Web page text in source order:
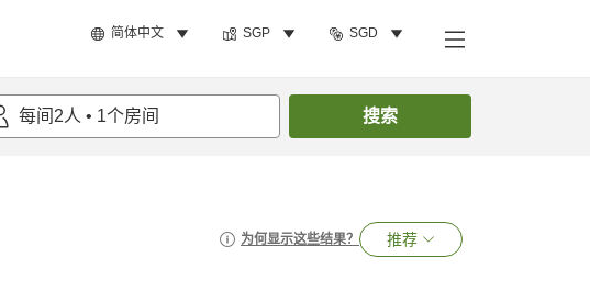
简体中文 SGP SGD
每间 2人 • 1个房间 搜索
为何显示这些结果？ 推荐